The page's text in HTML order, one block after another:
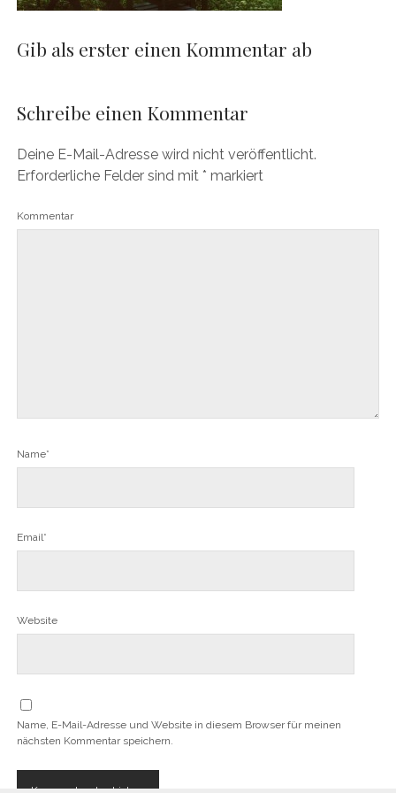
Gib als erster einen Kommentar ab
Schreibe einen Kommentar
Deine E-Mail-Adresse wird nicht veröffentlicht.
Erforderliche Felder sind mit * markiert
Kommentar
Name*
Email*
Website
Name, E-Mail-Adresse und Website in diesem Browser für meinen
nächsten Kommentar speichern.